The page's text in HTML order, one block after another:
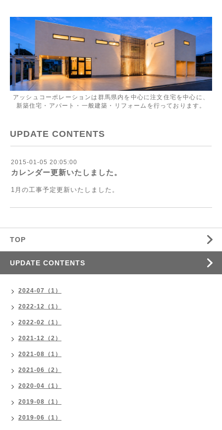
アッシュコーポレーションは群馬県内を中心に注文住宅を中心に、
新築住宅・アパート・一般建築・リフォームを行っております。
UPDATE CONTENTS
2015-01-05 20:05:00
カレンダー更新いたしました。
1月の工事予定更新いたしました。
TOP
UPDATE CONTENTS
2024-07（1）
2022-12（1）
2022-02（1）
2021-12（2）
2021-08（1）
2021-06（2）
2020-04（1）
2019-08（1）
2019-06（1）